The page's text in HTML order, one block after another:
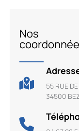
Nos
55 RUE
34500